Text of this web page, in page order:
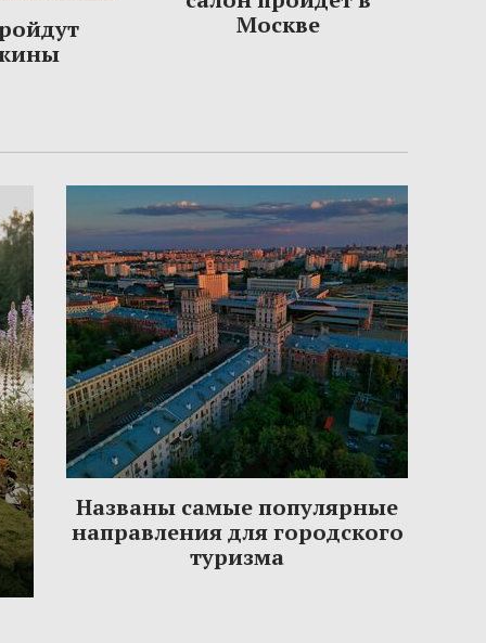
Москве
Названы самые популярные
направления для городского
туризма